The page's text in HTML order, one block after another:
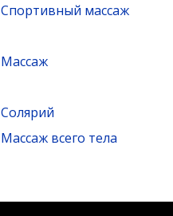
Спортивный массаж
Массаж
Солярий
Массаж всего тела